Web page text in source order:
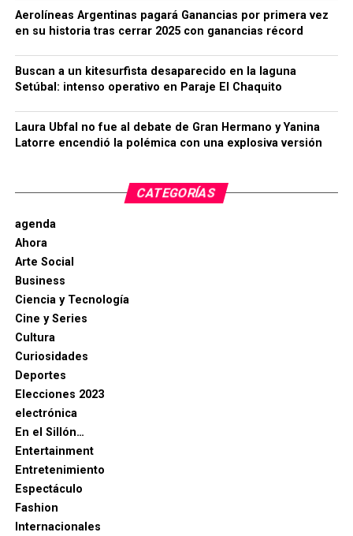
Aerolíneas Argentinas pagará Ganancias por primera vez
en su historia tras cerrar 2025 con ganancias récord
Buscan a un kitesurfista desaparecido en la laguna
Setúbal: intenso operativo en Paraje El Chaquito
Laura Ubfal no fue al debate de Gran Hermano y Yanina
Latorre encendió la polémica con una explosiva versión
CATEGORÍAS
agenda
Ahora
Arte Social
Business
Ciencia y Tecnología
Cine y Series
Cultura
Curiosidades
Deportes
Elecciones 2023
electrónica
En el Sillón…
Entertainment
Entretenimiento
Espectáculo
Fashion
Internacionales